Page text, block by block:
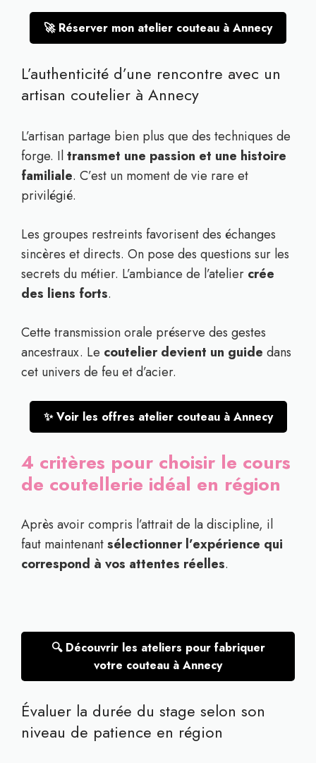
🚀 Réserver mon atelier couteau à Annecy
L’authenticité d’une rencontre avec un
artisan coutelier à Annecy
L’artisan partage bien plus que des techniques de
forge. Iltransmet une passion et une histoire
familiale. C’est un moment de vie rare et
privilégié.
Les groupes restreints favorisent des échanges
sincères et directs. On pose des questions sur les
secrets du métier. L’ambiance de l’atelier crée
des liens forts.
Cette transmission orale préserve des gestes
ancestraux. Le coutelier devient un guide dans
cet univers de feu et d’acier.
✨ Voir les offres atelier couteau à Annecy
4 critères pour choisir le cours
de coutellerie idéal en région
Après avoir compris l’attrait de la discipline, il
faut maintenantsélectionner l’expérience qui
correspond à vos attentes réelles.
🔍 Découvrir les ateliers pour fabriquer
votre couteau à Annecy
Évaluer la durée du stage selon son
niveau de patience en région